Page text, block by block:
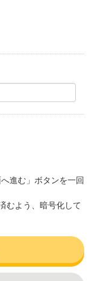
進む」ボタンを一回
むよう、暗号化して